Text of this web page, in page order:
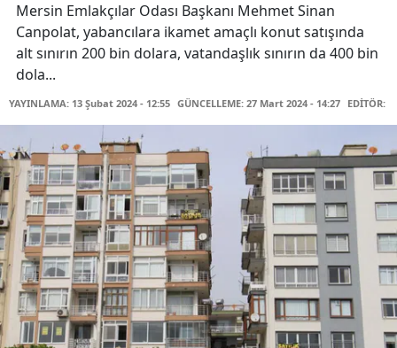
Mersin Emlakçılar Odası Başkanı Mehmet Sinan
Canpolat, yabancılara ikamet amaçlı konut satışında
alt sınırın 200 bin dolara, vatandaşlık sınırın da 400 bin
dola...
YAYINLAMA: 13 Şubat 2024 - 12:55 GÜNCELLEME: 27 Mart 2024 - 14:27 EDİTÖR: